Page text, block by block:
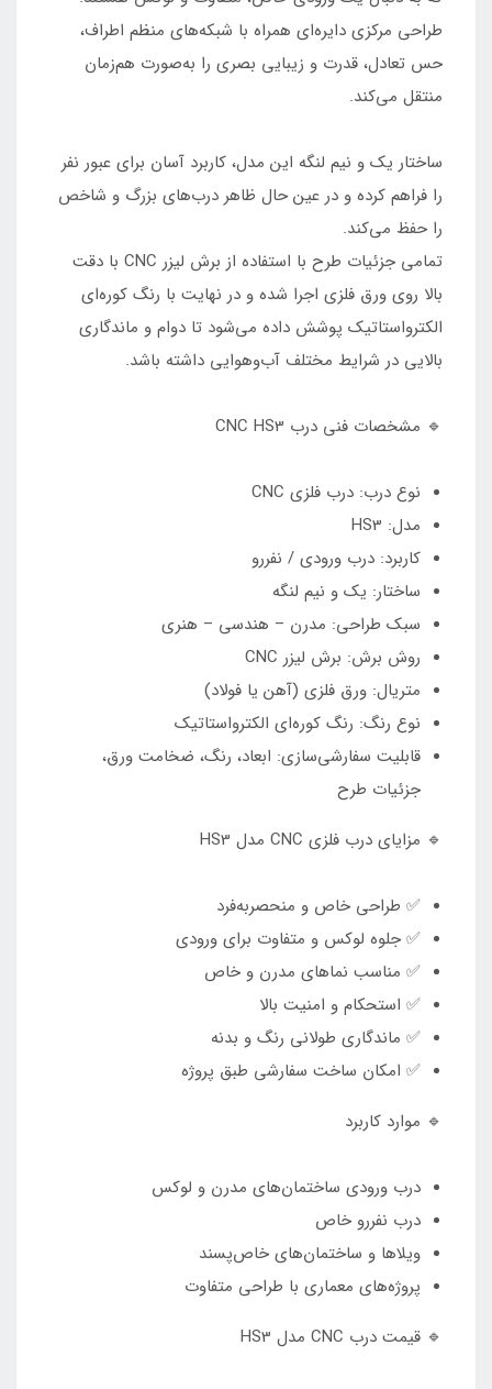
طراحی مرکزی دایره‌ای همراه با شبکه‌های منظم اطراف،
حس تعادل، قدرت و زیبایی بصری را به‌صورت هم‌زمان
منتقل می‌کند.
ساختار یک و نیم لنگه این مدل، کاربرد آسان برای عبور نفر
را فراهم کرده و در عین حال ظاهر درب‌های بزرگ و شاخص
را حفظ می‌کند.
تمامی جزئیات طرح با استفاده از برش لیزر CNC با دقت
بالا روی ورق فلزی اجرا شده و در نهایت با رنگ کوره‌ای
الکترواستاتیک پوشش داده می‌شود تا دوام و ماندگاری
بالایی در شرایط مختلف آب‌وهوایی داشته باشد.
🔹 مشخصات فنی درب CNC HS3
نوع درب: درب فلزی CNC
مدل: HS3
کاربرد: درب ورودی / نفررو
ساختار: یک و نیم لنگه
سبک طراحی: مدرن – هندسی – هنری
روش برش: برش لیزر CNC
متریال: ورق فلزی (آهن یا فولاد)
نوع رنگ: رنگ کوره‌ای الکترواستاتیک
قابلیت سفارشی‌سازی: ابعاد، رنگ، ضخامت ورق،
جزئیات طرح
🔹 مزایای درب فلزی CNC مدل HS3
✅ طراحی خاص و منحصر‌به‌فرد
✅ جلوه لوکس و متفاوت برای ورودی
✅ مناسب نماهای مدرن و خاص
✅ استحکام و امنیت بالا
✅ ماندگاری طولانی رنگ و بدنه
✅ امکان ساخت سفارشی طبق پروژه
🔹 موارد کاربرد
درب ورودی ساختمان‌های مدرن و لوکس
درب نفررو خاص
ویلاها و ساختمان‌های خاص‌پسند
پروژه‌های معماری با طراحی متفاوت
🔹 قیمت درب CNC مدل HS3